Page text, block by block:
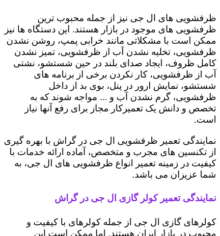
ظرفشویی های ال جی نیز از جمله محبوب ترین
ظرفشویی های موجود در بازار هستند. این دستگاه ها نیز
ممکن است با مشکلاتی مانند خرابی پمپ، روشن نشدن
ظرفشویی، تخلیه نشدن آب از ظرفشویی، تمیز نشدن
کامل ظروف، ایجاد صدای بلند در حین شستشو، نشتی
آب از ظرفشویی، کار نکردن برخی از برنامه های
شستشو، نمایش ارور در پنل، بوی بد از داخل
ظرفشویی، گرم نشدن آب و ... مواجه شوند که به
تخصص و دانش یک تعمیرکار مجاز برای رفع آنها نیاز
است.
نمایندگی تعمیر ظرفشویی ال جی در گراش با بهره گیری
از تکنسین های مجرب و متخصص، آماده ارائه خدمات با
کیفیت در زمینه تعمیر انواع ظرفشویی های ال جی، به
شما عزیزان می باشد.
نمایندگی تعمیر کولر گازی ال جی در گراش
کولرهای گازی ال جی از جمله کولرهای با کیفیت و
محبوب در بازار ایران هستند. اما ممکن است این